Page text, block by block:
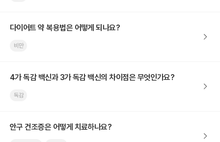
다이어트 약 복용법은 어떻게 되나요?
비만
4가 독감 백신과 3가 독감 백신의 차이점은 무엇인가요?
독감
안구 건조증은 어떻게 치료하나요?